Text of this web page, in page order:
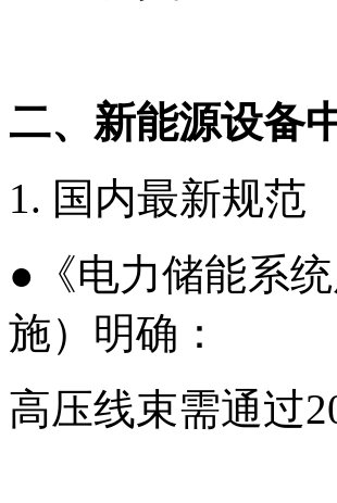
二、 新能源设备
1. 国内最新规范
● 《电力储能系
施）明确：
高压线束需通过